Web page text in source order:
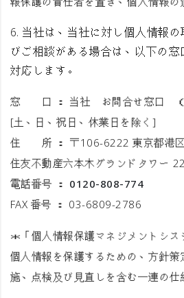
6. 当社は、当社に対し個人情報
びご相談がある場合は、以下の
対応します。
窓 口 ： 当社 お問合せ窓口 （
[土、日、祝日、休業日を除く]
住 所 ： 〒106-6222 東京都港区
住友不動産六本木グランドタワー
電話番号 ： 0120-808-774
FAX 番号 ： 03-6809-2786
＊「個人情報保護マネジメントシス
個人情報を保護するための、方針
施、点検及び見直しを含む一連の仕